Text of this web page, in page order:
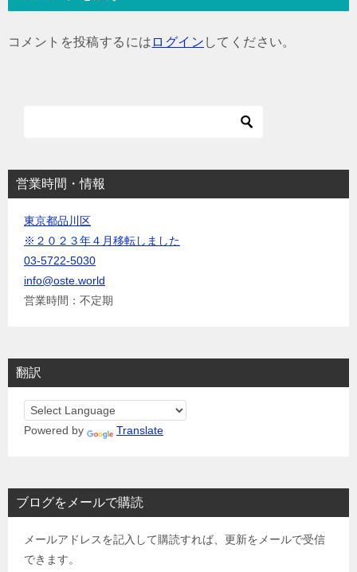
ビ
コメントを投稿するには ログイン してください。
営業時間・情報
東京都品川区
※２０２３年４月移転しました
03-5722-5030
info@oste.world
営業時間：不定期
翻訳
Powered by Translate
ブログをメールで購読
メールアドレスを記入して購読すれば、更新をメールで受信
できます。